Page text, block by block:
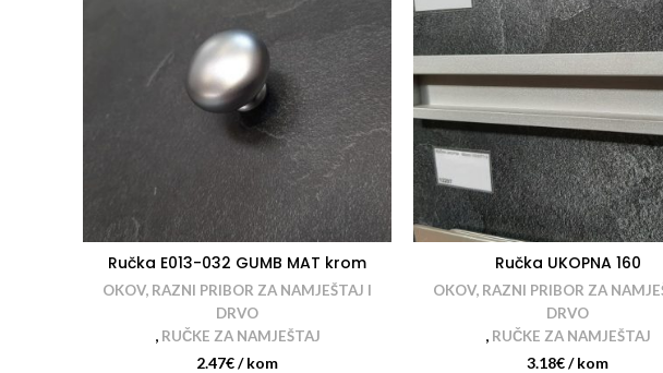
Ručka E013-032 GUMB MAT krom
OKOV, RAZNI PRIBOR ZA NAMJEŠTAJ I
DRVO
, RUČKE ZA NAMJEŠTAJ
2.47€/ kom
Ručka UKOPNA 160
OKOV, RAZNI PRIBOR ZA
DRVO
, RUČKE ZA NAMJEŠTAJ
3.18€/ kom